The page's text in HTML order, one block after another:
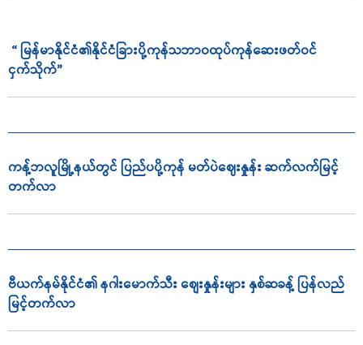
“ မြန်မာနိုင်ငံ၏နိုင်ငံခြားပို့ကုန်သဘာဝထုပ်ကုန်ဆေးဖတ်ဝင်
ငှက်သိုက်”
ကန့်ဘလူမြို့နယ်တွင် ပြည်ပပို့ကုန် မတ်ပဲဈေးနှုန်း ဆက်လက်မြင့်
တက်လာ
ဗီယက်နမ်နိုင်ငံ၏ နဂါးမောက်သီး စျေးနှုန်းများ နှစ်ဆခန့် ပြန်လည်
မြင့်တက်လာ